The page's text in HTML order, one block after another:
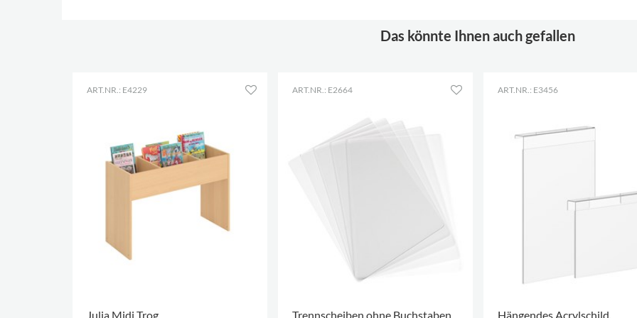
Das könnte Ihnen auch gefallen
ART.NR.: E4229
Julia Midi Trog
ART.NR.: E2664
Trennscheiben ohne Buchstaben
ART.NR.: E3456
Hängendes Acrylschild,